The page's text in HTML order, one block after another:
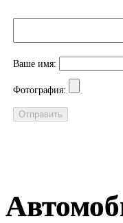
Ваше имя:
Фотография: